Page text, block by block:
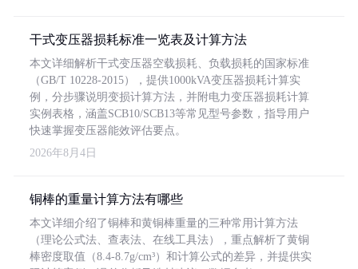
干式变压器损耗标准一览表及计算方法
本文详细解析干式变压器空载损耗、负载损耗的国家标准
（GB/T 10228-2015），提供1000kVA变压器损耗计算实
例，分步骤说明变损计算方法，并附电力变压器损耗计算
实例表格，涵盖SCB10/SCB13等常见型号参数，指导用户
快速掌握变压器能效评估要点。
2026年8月4日
铜棒的重量计算方法有哪些
本文详细介绍了铜棒和黄铜棒重量的三种常用计算方法
（理论公式法、查表法、在线工具法），重点解析了黄铜
棒密度取值（8.4-8.7g/cm³）和计算公式的差异，并提供实